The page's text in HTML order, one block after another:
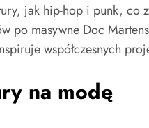
jak hip-hop i punk,
po masywne Doc
współczesnych
na modę